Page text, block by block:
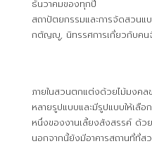
ธันวาคมของทุกปี
สถาปัตยกรรมและการจัดสวน
กตัญญู, นิทรรศการเกี่ยวกับคน
ภายในสวนตกแต่งด้วยไม้มงค
หลายรูปแบบและมีรูปแบบให้เลื
หนึ่งของงานเลี้ยงสังสรรค์ ด้วย
นอกจากนี้ยังมีอาคารสถานที่ที่ส